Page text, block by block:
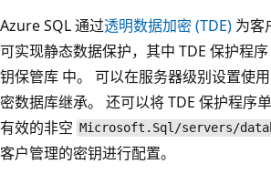
Azure SQL 通过透明数据加密 (TDE) 为客
可实现静态数据保护，其中 TDE 保护程
钥保管库 中。 可以在服务器级别设置使
密数据库继承。 还可以将 TDE 保护程序
有效的非空 Microsoft.Sql/servers/
客户管理的密钥进行配置。